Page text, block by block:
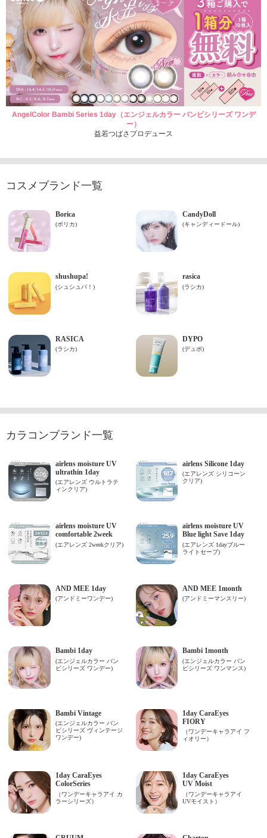
AngelColor Bambi Series 1day（エンジェルカラー バンビシリーズ ワンデ
ー）
益若つばさプロデュース
コスメブランド一覧
カラコンブランド一覧